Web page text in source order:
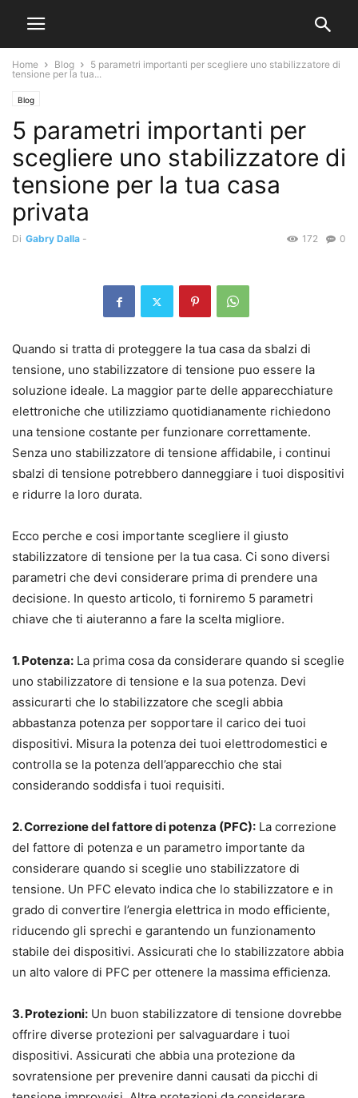
Home Blog
5 parametri importanti per scegliere uno stabilizzatore di
tensione per la tua...
Blog
5 parametri importanti per
scegliere uno stabilizzatore di
tensione per la tua casa
privata
Di Gabry Dalla - 0
172
Quando si tratta di proteggere la tua casa da sbalzi di
tensione, uno stabilizzatore di tensione puo essere la
soluzione ideale. La maggior parte delle apparecchiature
elettroniche che utilizziamo quotidianamente richiedono
una tensione costante per funzionare correttamente.
Senza uno stabilizzatore di tensione affidabile, i continui
sbalzi di tensione potrebbero danneggiare i tuoi dispositivi
e ridurre la loro durata.
Ecco perche e cosi importante scegliere il giusto
stabilizzatore di tensione per la tua casa. Ci sono diversi
parametri che devi considerare prima di prendere una
decisione. In questo articolo, ti forniremo 5 parametri
chiave che ti aiuteranno a fare la scelta migliore.
1. Potenza: La prima cosa da considerare quando si sceglie
uno stabilizzatore di tensione e la sua potenza. Devi
assicurarti che lo stabilizzatore che scegli abbia
abbastanza potenza per sopportare il carico dei tuoi
dispositivi. Misura la potenza dei tuoi elettrodomestici e
controlla se la potenza dell’apparecchio che stai
considerando soddisfa i tuoi requisiti.
2. Correzione del fattore di potenza (PFC): La correzione
del fattore di potenza e un parametro importante da
considerare quando si sceglie uno stabilizzatore di
tensione. Un PFC elevato indica che lo stabilizzatore e in
grado di convertire l’energia elettrica in modo efficiente,
riducendo gli sprechi e garantendo un funzionamento
stabile dei dispositivi. Assicurati che lo stabilizzatore abbia
un alto valore di PFC per ottenere la massima efficienza.
3. Protezioni: Un buon stabilizzatore di tensione dovrebbe
offrire diverse protezioni per salvaguardare i tuoi
dispositivi. Assicurati che abbia una protezione da
sovratensione per prevenire danni causati da picchi di